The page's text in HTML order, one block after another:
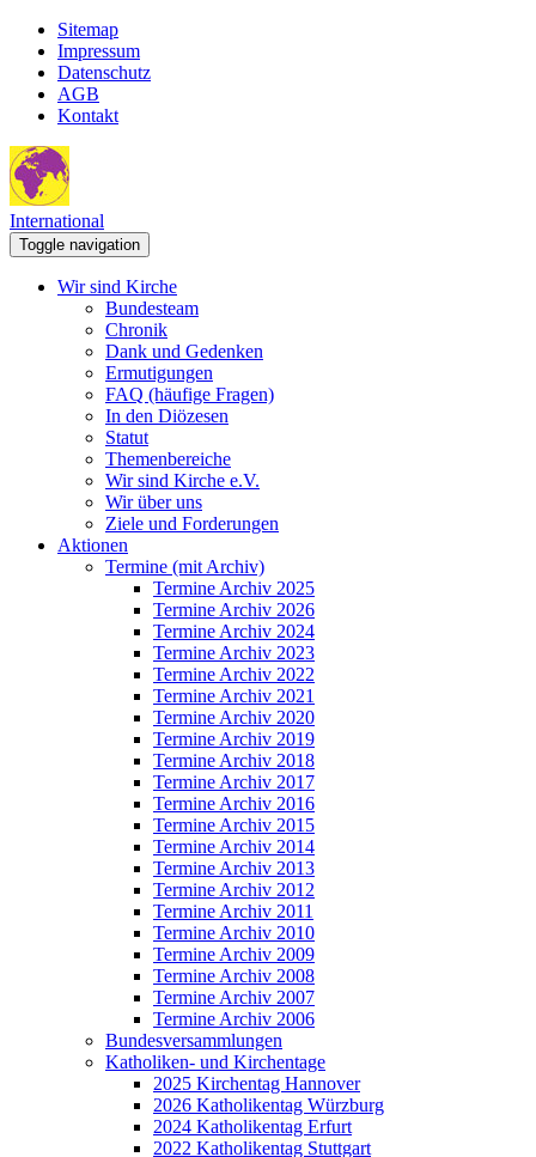
Sitemap
Impressum
Datenschutz
AGB
Kontakt
International
Toggle navigation
Wir sind Kirche
Bundesteam
Chronik
Dank und Gedenken
Ermutigungen
FAQ (häufige Fragen)
In den Diözesen
Statut
Themenbereiche
Wir sind Kirche e.V.
Wir über uns
Ziele und Forderungen
Aktionen
Termine (mit Archiv)
Termine Archiv 2025
Termine Archiv 2026
Termine Archiv 2024
Termine Archiv 2023
Termine Archiv 2022
Termine Archiv 2021
Termine Archiv 2020
Termine Archiv 2019
Termine Archiv 2018
Termine Archiv 2017
Termine Archiv 2016
Termine Archiv 2015
Termine Archiv 2014
Termine Archiv 2013
Termine Archiv 2012
Termine Archiv 2011
Termine Archiv 2010
Termine Archiv 2009
Termine Archiv 2008
Termine Archiv 2007
Termine Archiv 2006
Bundesversammlungen
Katholiken- und Kirchentage
2025 Kirchentag Hannover
2026 Katholikentag Würzburg
2024 Katholikentag Erfurt
2022 Katholikentag Stuttgart